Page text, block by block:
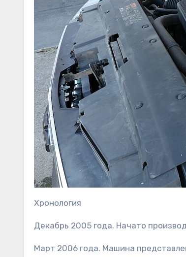
Хронология
Декабрь 2005 года. Начато
Март 2006 года. Машина